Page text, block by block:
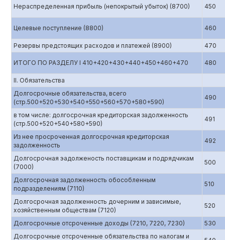
Нераспределенная прибыль (непокрытый убыток) (8700) 450
Целевые поступление (8800) 460
Резервы предстоящих расходов и платежей (8900) 470
ИТОГО ПО РАЗДЕЛУ I 410+420+430+440+450+460+470 480
II. Обязательства
Долгосрочные обязательства, всего
(стр.500+520+530+540+550+560+570+580+590)
490
в том числе: долгосрочная кредиторская задолженность
(стр.500+520+540+580+590)
491
Из нее просроченная долгосрочная кредиторская
задолженность
492
Долгосрочная эадолженость поставщикам и подрядчикам
(7000)
500
Долгосрочная задолженность обособленным
подразделениям (7110)
510
Долгосрочная задолженность дочерним и зависимые,
хозяйственным обществам (7120)
520
Долгосрочные отсроченные доходы (7210, 7220, 7230)
530
Долгосрочные отсроченные обязательства по налогам и